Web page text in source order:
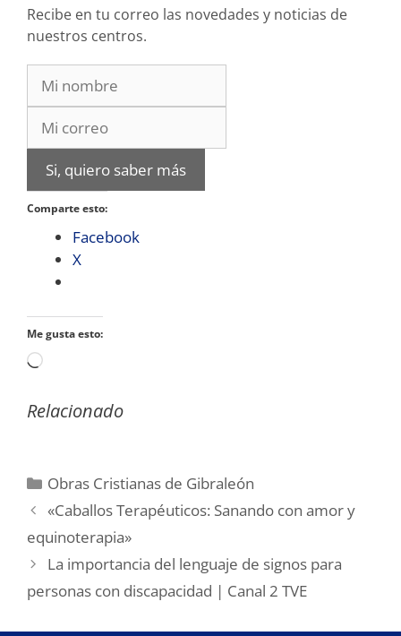
Recibe en tu correo las novedades y noticias de
nuestros centros.
Si, quiero saber más
Comparte esto:
Facebook
X
Me gusta esto:
Cargando...
Relacionado
Categorías
Obras Cristianas de Gibraleón
«Caballos Terapéuticos: Sanando con amor y
equinoterapia»
La importancia del lenguaje de signos para
personas con discapacidad | Canal 2 TVE